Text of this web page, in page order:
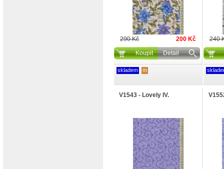
290 Kč
200 Kč
Koupit
Detail
skladem m
240
V1543 - Lovely IV.